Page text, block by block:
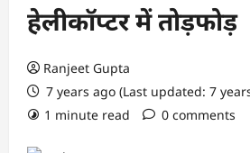
हेलीकॉप्टर में तोड़फोड़
Ranjeet Gupta
7 years ago (Last updated: 7
1 minute read
0 comments